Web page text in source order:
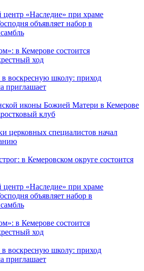
центр «Наследие» при храме
объявляет набор в
в Кемерове состоится
ход
воскресную школу: приход
приглашает
иконы Божией Матери в Кемерове
клуб
церковных специалистов начал
в Кемеровском округе состоится
центр «Наследие» при храме
объявляет набор в
в Кемерове состоится
ход
воскресную школу: приход
приглашает